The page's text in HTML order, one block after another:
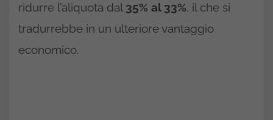
ridurre l’aliquota dal 35% al 33%, il che si
tradurrebbe in un ulteriore vantaggio
economico.